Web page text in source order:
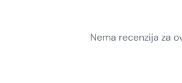
Nema recenzija za